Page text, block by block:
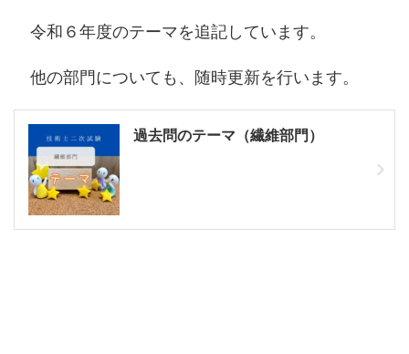
令和６年度のテーマを追記しています。
他の部門についても、随時更新を行います。
過去問のテーマ（繊維部門）